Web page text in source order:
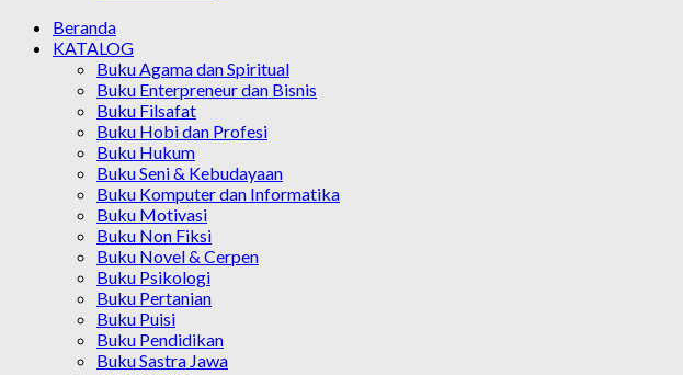
Beranda
KATALOG
Buku Agama dan Spiritual
Buku Enterpreneur dan Bisnis
Buku Filsafat
Buku Hobi dan Profesi
Buku Hukum
Buku Seni & Kebudayaan
Buku Komputer dan Informatika
Buku Motivasi
Buku Non Fiksi
Buku Novel & Cerpen
Buku Psikologi
Buku Pertanian
Buku Puisi
Buku Pendidikan
Buku Sastra Jawa